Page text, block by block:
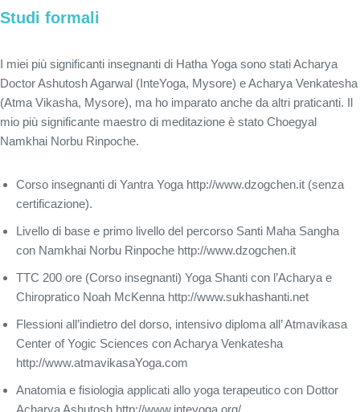
Studi formali
I miei più significanti insegnanti di Hatha Yoga sono stati Acharya
Doctor Ashutosh Agarwal (InteYoga, Mysore) e Acharya Venkatesha
(Atma Vikasha, Mysore), ma ho imparato anche da altri praticanti. Il
mio più significante maestro di meditazione è stato Choegyal
Namkhai Norbu Rinpoche.
Corso insegnanti di Yantra Yoga http://www.dzogchen.it (senza
certificazione).
Livello di base e primo livello del percorso Santi Maha Sangha
con Namkhai Norbu Rinpoche http://www.dzogchen.it
TTC 200 ore (Corso insegnanti) Yoga Shanti con l’Acharya e
Chiropratico Noah McKenna http://www.sukhashanti.net
Flessioni all’indietro del dorso, intensivo diploma all’ Atmavikasa
Center of Yogic Sciences con Acharya Venkatesha
http://www.atmavikasaYoga.com
Anatomia e fisiologia applicati allo yoga terapeutico con Dottor